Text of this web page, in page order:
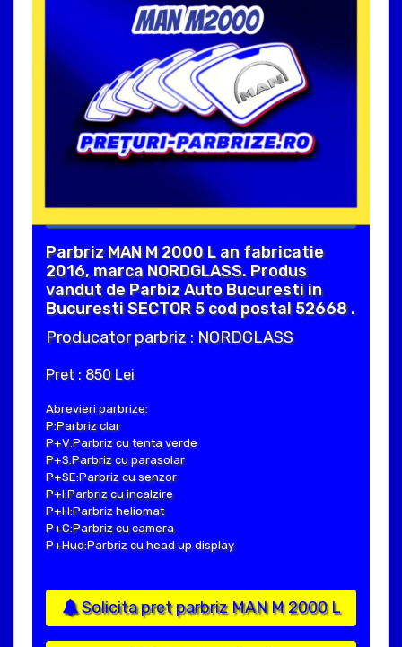
Parbriz MAN M 2000 L an fabricatie
2016, marca NORDGLASS. Produs
vandut de Parbiz Auto Bucuresti in
Bucuresti SECTOR 5 cod postal 52668 .
Producator parbriz : NORDGLASS
Pret : 850 Lei
Abrevieri parbrize:
P:Parbriz clar
P+V:Parbriz cu tenta verde
P+S:Parbriz cu parasolar
P+SE:Parbriz cu senzor
P+I:Parbriz cu incalzire
P+H:Parbriz heliomat
P+C:Parbriz cu camera
P+Hud:Parbriz cu head up display
Solicita pret parbriz MAN M 2000 L